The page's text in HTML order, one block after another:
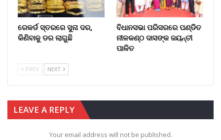
ରେକର୍ଡ ସ୍ତରରେ ସୁନା ଦର,
କିଣିବାକୁ ଡର ଲାଗୁଛି
ବିଧାନସଭା ପରିସରରେ ପଣ୍ଡିତ
ନୀଳକଣ୍ଠ ଦାସଙ୍କ ଜୟନ୍ତୀ
ପାଳିତ
PREV NEXT
LEAVE A REPLY
Your email address will not be published.